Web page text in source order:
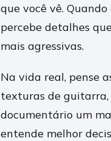
que você vê.
percebe detalhes
mais agressivas.
Na vida real, pense
texturas de guitarra,
documentário um
entende melhor